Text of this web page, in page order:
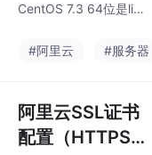
CentOS 7.3 64位是linu
ws和linux各有优缺点，
的操作系统，然后进行
购买即可。MySQL的安
装（注意：有的系统缺
#阿里云 #服务器
阿里云SSL证书
配置（HTTPS证